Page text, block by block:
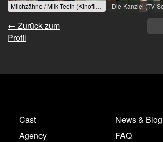
Milchzähne / Milk Teeth (Kinofilm) / 2022 / Rolle: Skalde / R: Sophia Bösch
← Zurück zum
Profil
Cast
Agency
News & Blog
FAQ